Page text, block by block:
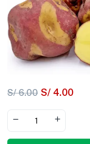
S/6.00 S/ 4.00